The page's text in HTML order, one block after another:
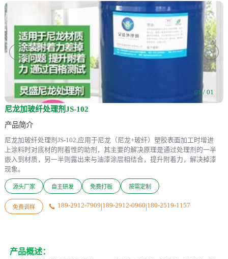
01 / 01
 
尼龙加玻纤处理剂JS-102
产品简介
尼龙加玻纤处理剂JS-102,应用于尼龙（尼龙+玻纤）塑胶表面加工时增进
上涂料时对底材的附着性的助剂，其主要的解决原理是通过处理剂的一半
嵌入到材质，另一半则露出来与油漆涂层相结合，提升附着力，解决掉漆
现象。
源头厂家 自主研发 免费打板 按需定制
免费调样  189-2912-7909|189-2912-0960|180-2519-1157
产品概述：